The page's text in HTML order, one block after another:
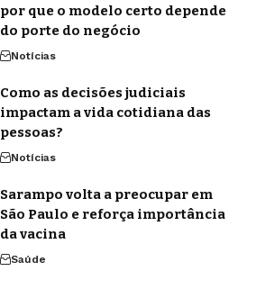
por que o modelo certo depende
do porte do negócio
Notícias
Como as decisões judiciais
impactam a vida cotidiana das
pessoas?
Notícias
Sarampo volta a preocupar em
São Paulo e reforça importância
da vacina
Saúde